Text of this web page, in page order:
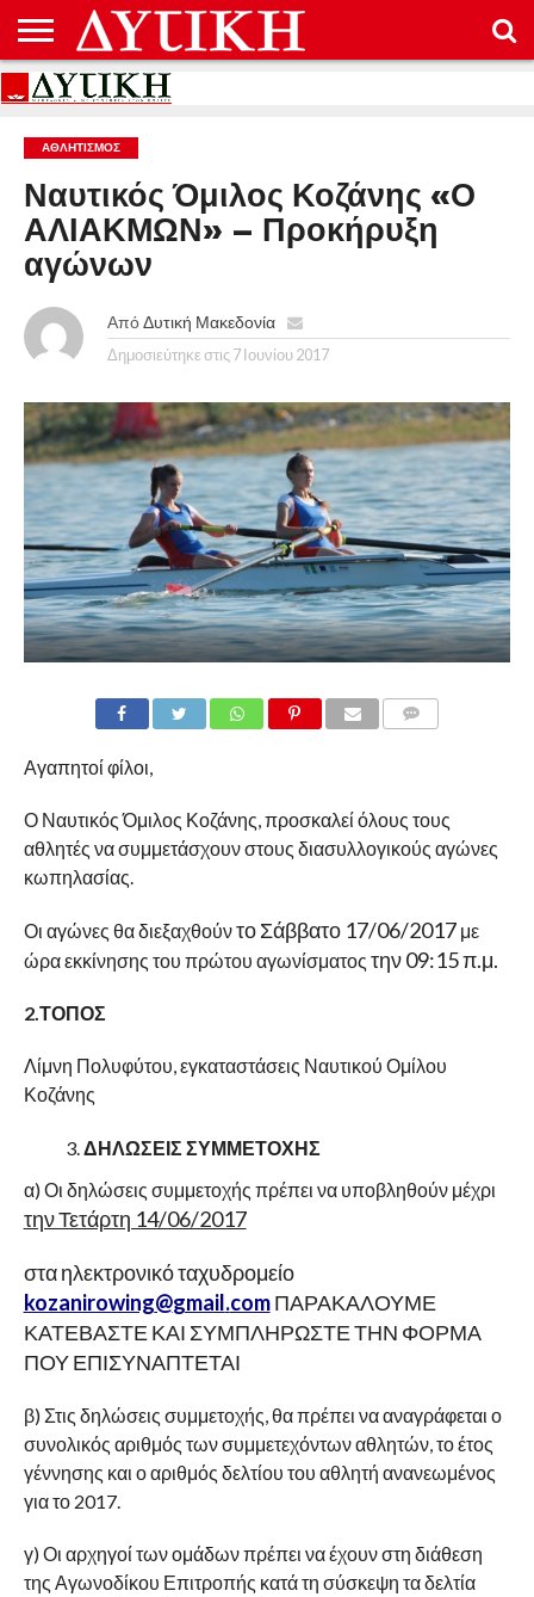
ΑΡΧΙΚΉ
ΕΠΙΚΟΙΝΩΝΊΑ
ΌΡΟΙ
ΠΡΟΣΤΑΣΊΑ
ΔΕΔΟΜΈΝΩΝ
ΑΘΛΗΤΙΣΜΌΣ
Ναυτικός Όμιλος Κοζάνης «Ο
ΑΛΙΑΚΜΩΝ» – Προκήρυξη
αγώνων
Από Δυτική Μακεδονία
Δημοσιεύτηκε στις 7 Ιουνίου 2017
Αγαπητοί φίλοι,
Ο Ναυτικός Όμιλος Κοζάνης, προσκαλεί όλους τους
αθλητές να συμμετάσχουν στους διασυλλογικούς αγώνες
κωπηλασίας.
Οι αγώνες θα διεξαχθούντο Σάββατο 17/06/2017με
ώρα εκκίνησης του πρώτου αγωνίσματος την 09:15 π.μ.
2.ΤΟΠΟΣ
Λίμνη Πολυφύτου, εγκαταστάσεις Ναυτικού Ομίλου
Κοζάνης
ΔΗΛΩΣΕΙΣ ΣΥΜΜΕΤΟΧΗΣ
α) Οι δηλώσεις συμμετοχής πρέπει να υποβληθούν μέχρι
την Τετάρτη 14/06/2017
στα ηλεκτρονικό ταχυδρομείο
kozanirowing@gmail.com ΠΑΡΑΚΑΛΟΥΜΕ
ΚΑΤΕΒΑΣΤΕ ΚΑΙ ΣΥΜΠΛΗΡΩΣΤΕ ΤΗΝ ΦΟΡΜΑ
ΠΟΥ ΕΠΙΣΥΝΑΠΤΕΤΑΙ
β) Στις δηλώσεις συμμετοχής, θα πρέπει να αναγράφεται ο
συνολικός αριθμός των συμμετεχόντων αθλητών, το έτος
γέννησης και ο αριθμός δελτίου του αθλητή ανανεωμένος
για το 2017.
γ) Οι αρχηγοί των ομάδων πρέπει να έχουν στη διάθεση
της Αγωνοδίκου Επιτροπής κατά τη σύσκεψη τα δελτία